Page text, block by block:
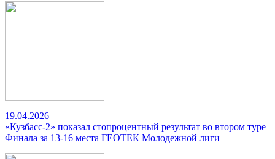
19.04.2026
«Кузбасс-2» показал стопроцентный результат во втором туре
Финала за 13-16 места ГЕОТЕК Молодежной лиги